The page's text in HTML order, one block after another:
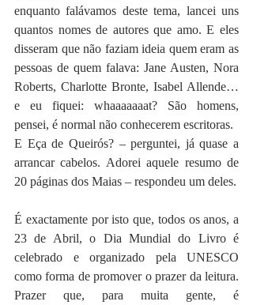
enquanto falávamos deste tema, lancei uns
quantos nomes de autores que amo. E eles
disseram que não faziam ideia quem eram as
pessoas de quem falava: Jane Austen, Nora
Roberts, Charlotte Bronte, Isabel Allende…
e eu fiquei: whaaaaaaat? São homens,
pensei, é normal não conhecerem escritoras.
E Eça de Queirós? – perguntei, já quase a
arrancar cabelos. Adorei aquele resumo de
20 páginas dos Maias – respondeu um deles.
É exactamente por isto que, todos os anos, a
23 de Abril, o Dia Mundial do Livro é
celebrado e organizado pela UNESCO
como forma de promover o prazer da leitura.
Prazer que, para muita gente, é